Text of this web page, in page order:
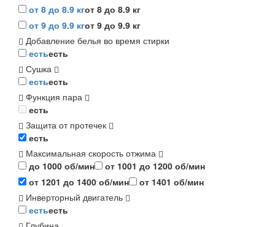
от 8 до 8.9 кгот 8 до 8.9 кг
от 9 до 9.9 кгот 9 до 9.9 кг
Добавление белья во время стирки
естьесть
Сушка
естьесть
Функция пара
есть
Защита от протечек
есть
Максимальная скорость отжима
до 1000 об/мин
от 1001 до 1200 об/мин
от 1201 до 1400 об/мин
от 1401 об/мин
Инверторный двигатель
естьесть